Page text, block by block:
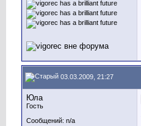
03.03.2009, 21:27
Юла
Гость
Сообщений: n/a